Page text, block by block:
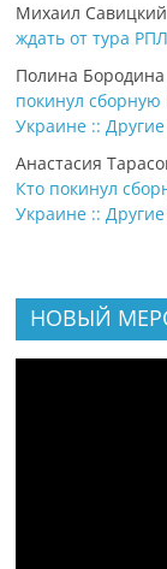
Михаил Савицкий
ждать от тура
Полина Бородина
покинул
Украине ::
Анастасия
Кто покинул
Украине ::
НОВЫЙ